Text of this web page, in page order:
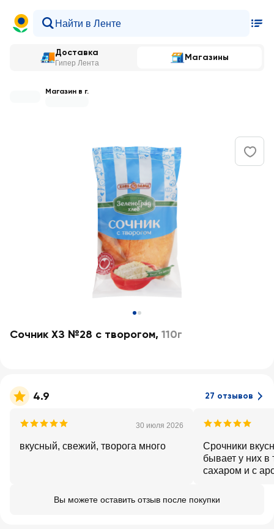
Доставка
Гипер Лента
Магазины
Магазин в г.
Сочник ХЗ №28 с творогом, 110г
4.9 27 отзывов
30 июля 2026
вкусный, свежий, творога много
Срочники
бывает у них в
сахаром и с
Вы можете оставить отзыв после покупки